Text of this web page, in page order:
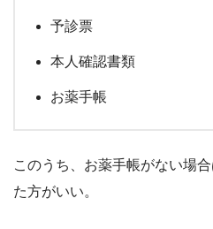
予診票
本人確認書類
お薬手帳
このうち、お薬手帳がない場
た方がいい。